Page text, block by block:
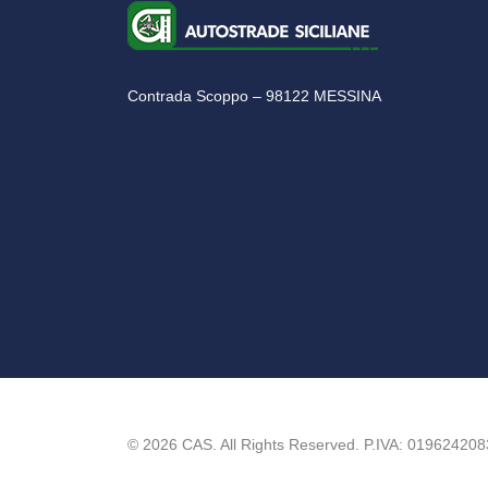
Contrada Scoppo – 98122 MESSINA
© 2026 CAS. All Rights Reserved. P.IVA: